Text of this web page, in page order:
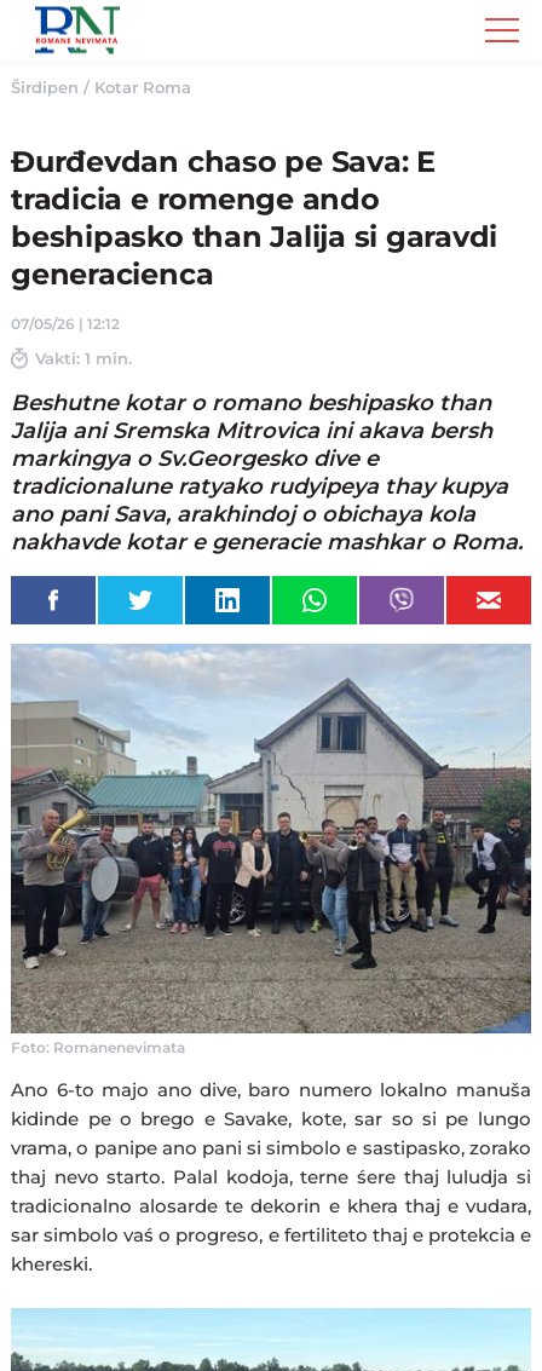
Romane
Nemivata
Širdipen / Kotar Roma
Đurđevdan chaso pe Sava: E
tradicia e romenge ando
beshipasko than Jalija si garavdi
generacienca
07/05/26 | 12:12
Vakti: 1 min.
Beshutne kotar o romano beshipasko than
Jalija ani Sremska Mitrovica ini akava bersh
markingya o Sv.Georgesko dive e
tradicionalune ratyako rudyipeya thay kupya
ano pani Sava, arakhindoj o obichaya kola
nakhavde kotar e generacie mashkar o Roma.
Foto: Romanenevimata
Ano 6-to majo ano dive, baro numero lokalno manuša
kidinde pe o brego e Savake, kote, sar so si pe lungo
vrama, o panipe ano pani si simbolo e sastipasko, zorako
thaj nevo starto. Palal kodoja, terne śere thaj luludja si
tradicionalno alosarde te dekorin e khera thaj e vudara,
sar simbolo vaś o progreso, e fertiliteto thaj e protekcia e
khereski.